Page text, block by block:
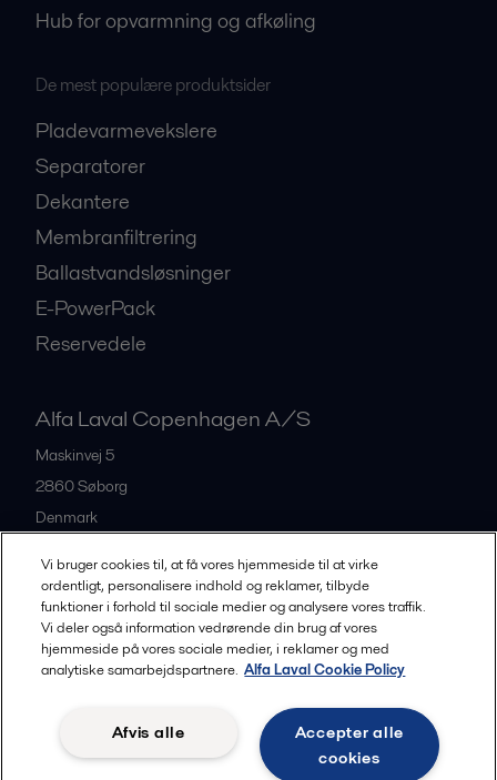
Hub for opvarmning og afkøling
De mest populære produktsider
Pladevarmevekslere
Separatorer
Dekantere
Membranfiltrering
Ballastvandsløsninger
E-PowerPack
Reservedele
Alfa Laval Copenhagen A/S
Maskinvej 5
2860Søborg
Denmark
All offices and partners
Legal terms and conditions
Community guidelines
Vi bruger cookies til, at få vores hjemmeside til at virke
ordentligt, personalisere indhold og reklamer, tilbyde
funktioner i forhold til sociale medier og analysere vores traffik.
Vi deler også information vedrørende din brug af vores
hjemmeside på vores sociale medier, i reklamer og med
analytiske samarbejdspartnere. Alfa Laval Cookie Policy
Accepter alle
cookies
Afvis alle